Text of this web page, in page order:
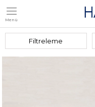
Menü
Filtreleme